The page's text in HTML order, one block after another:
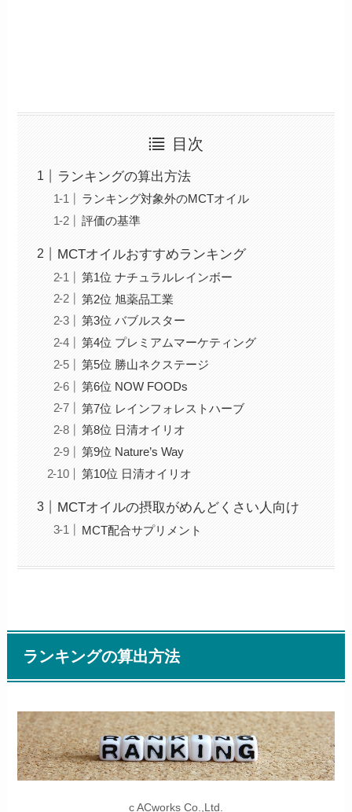
目次
ランキングの算出方法
ランキング対象外のMCTオイル
評価の基準
MCTオイルおすすめランキング
第1位 ナチュラルレインボー
第2位 旭薬品工業
第3位 バブルスター
第4位 プレミアムマーケティング
第5位 勝山ネクステージ
第6位 NOW FOODs
第7位 レインフォレストハーブ
第8位 日清オイリオ
第9位 Nature’s Way
第10位 日清オイリオ
MCTオイルの摂取がめんどくさい人向け
MCT配合サプリメント
ランキングの算出方法
c ACworks Co.,Ltd.